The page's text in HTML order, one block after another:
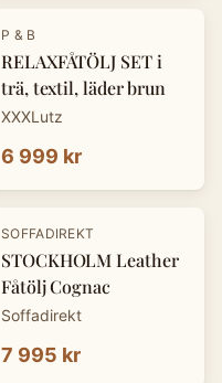
P & B
RELAXFÅTÖLJ SET i
trä, textil, läder brun
XXXLutz
6 999 kr
SOFFADIREKT
STOCKHOLM Leather
Fåtölj Cognac
Soffadirekt
7 995 kr